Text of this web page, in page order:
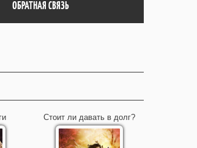
ОБРАТНАЯ СВЯЗЬ
Стоит ли давать в долг?